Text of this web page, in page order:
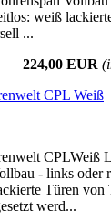
weiß
...
224,00 EUR
CPL Weiß
CPLWeiß
- links oder
Türen von
werd...